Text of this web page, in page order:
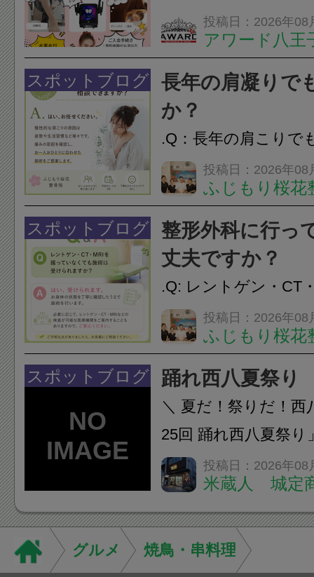
フエステを 思いっ
開催中
投稿日：2026年08
アワード八王
24時間ジム&
脱毛
スポットブログ
長年の肩凝りで
か？
.Q：長年の肩こりで
か？A：はい、お任
性的な肩こりの原因
慣など様々です。痛
し、お一人おひとり
をご提案します。.#
投稿日：2026年08
ふじもり桜花
スポットブログ
整形外科に行っ
丈夫ですか？
.Q: レントゲン・CT
いなくても施術は受
A: はい、受けられま
態を丁寧に確認した
います。必要に応じ
ン・CT・MRIなどの
投稿日：2026年08
ふじもり桜花
スポットブログ 踊れ西八夏祭り
＼ 夏だ！祭りだ！西
25回 踊れ西八夏祭
てくる！ 伝統の【阿
情熱の【よさこいソ
結！数多くの団体が
店街を舞台に最高の
投稿日：2026年08
米蔵人 城定
グルメ 焼鳥・串料理